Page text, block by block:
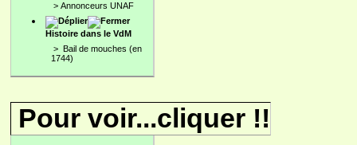
> Annonceurs UNAF
Histoire dans le VdM
> Bail de mouches (en
1744)
Pour voir...cliquer !!